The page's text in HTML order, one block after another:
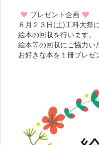
プレゼント企画
６月２３日(土)工科大祭
絵本の回収を行います。
絵本等の回収にご協力い
お好きな本を１冊プレゼ